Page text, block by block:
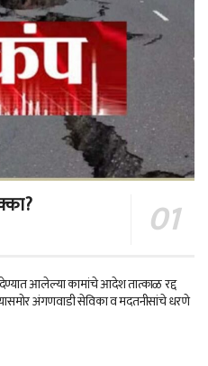
आलेल्या कामांचे आदेश तात्काळ रद्द
अंगणवाडी सेविका व मदतनीसांचे धरणे